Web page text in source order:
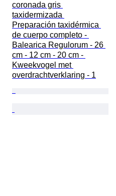
coronada gris
taxidermizada
Preparación taxidérmica
de cuerpo completo -
Balearica Regulorum - 26
cm - 12 cm - 20 cm -
Kweekvogel met
overdrachtverklaring - 1